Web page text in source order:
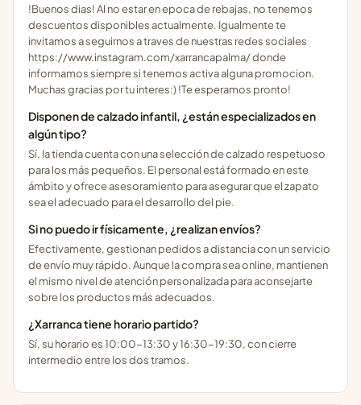
!Buenos dias! Al no estar en epoca de rebajas, no tenemos
descuentos disponibles actualmente. Igualmente te
invitamos a seguirnos a traves de nuestras redes sociales
https://www.instagram.com/xarrancapalma/ donde
informamos siempre si tenemos activa alguna promocion.
Muchas gracias por tu interes:) !Te esperamos pronto!
Disponen de calzado infantil, ¿están especializados en
algún tipo?
Sí, la tienda cuenta con una selección de calzado respetuoso
para los más pequeños. El personal está formado en este
ámbito y ofrece asesoramiento para asegurar que el zapato
sea el adecuado para el desarrollo del pie.
Si no puedo ir físicamente, ¿realizan envíos?
Efectivamente, gestionan pedidos a distancia con un servicio
de envío muy rápido. Aunque la compra sea online, mantienen
el mismo nivel de atención personalizada para aconsejarte
sobre los productos más adecuados.
¿Xarranca tiene horario partido?
Sí, su horario es 10:00-13:30 y 16:30-19:30, con cierre
intermedio entre los dos tramos.